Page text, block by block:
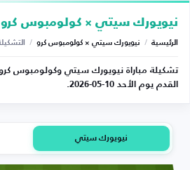
نيويورك سيتي × كولومبوس كرو
الرئيسية / نيويورك سيتي × كولومبوس كرو /
تشكيلة مباراة نيويورك سيتي وكولومبوس
القدم يوم الأحد 10-05-2026.
نيويورك سيتي